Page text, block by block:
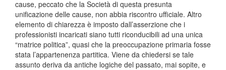
cause, peccato che la Società di questa presunta
unificazione delle cause, non abbia riscontro ufficiale. Altro
elemento di chiarezza è imposto dall’asserzione che i
professionisti incaricati siano tutti riconducibili ad una unica
“matrice politica”, quasi che la preoccupazione primaria fosse
stata l’appartenenza partitica. Viene da chiedersi se tale
assunto deriva da antiche logiche del passato, mai sopite, e